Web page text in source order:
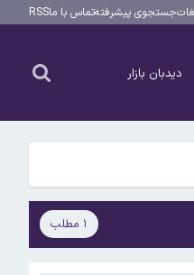
جستجوی پیشرفتهتماس با ماRSS
دیدبان بازار
۱ مطلب